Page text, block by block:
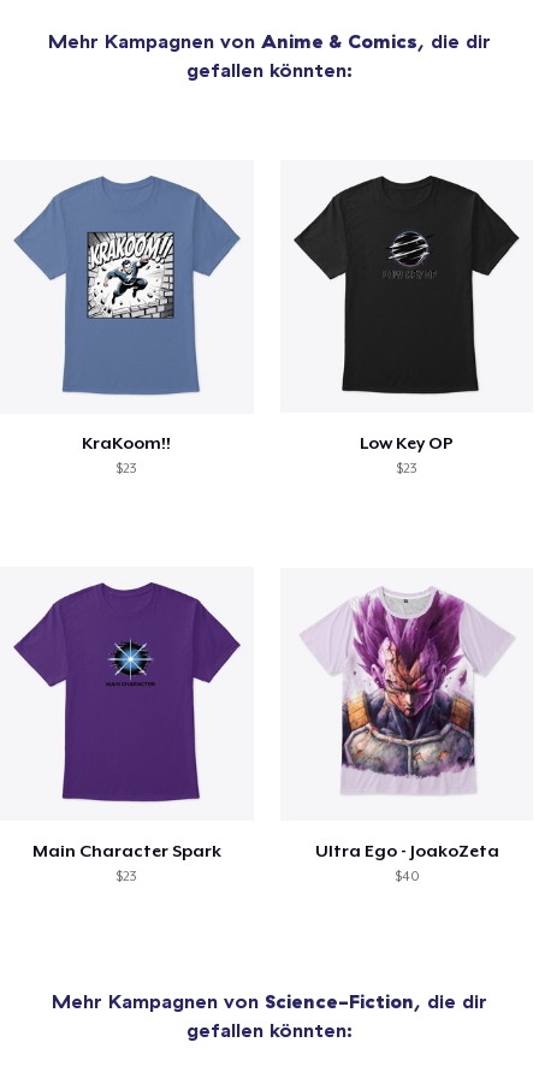
Mehr Kampagnen von Anime & Comics, die dir
gefallen könnten:
KraKoom!!
$23
Low Key OP
$23
Main Character Spark
$23
Ultra Ego - JoakoZeta
$40
Mehr Kampagnen von Science-Fiction, die dir
gefallen könnten: